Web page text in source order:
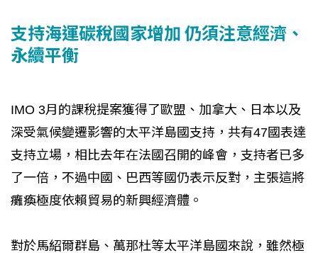
支持海運碳稅國家增加 仍須注意經濟、
永續平衡
IMO 3月的課稅提案獲得了歐盟、加拿大、日本以及
深受氣候變遷影響的太平洋島國支持，共有47國表達
支持立場，相比去年在法國召開的峰會，支持者已多
了一倍，不過中國、巴西等國仍表示反對，主張這將
癱瘓極度依賴貿易的新興經濟體。
對於馬紹爾群島、萬那杜等太平洋島國來說，雖然極